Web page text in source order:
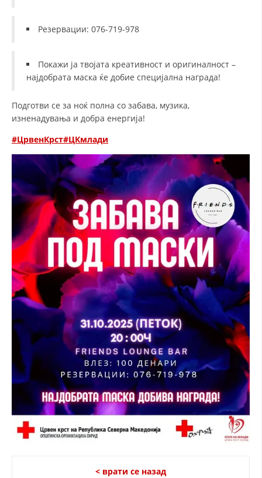
КАКО ДА ДОНИРАТЕ
ТИМОВИ НА ООЦК ОХРИД
ИСТРАЖУВАЊЕ НА ЈАВНО МИСЛЕЊЕ
МЕЃУНАРОДНА СОРАБОТКА
ЗНАЧЕЊЕ НА СЛУЖБАТА ЗА БАРАЊЕ
ФОРМУЛАРИ ЗА БАРАЊА
ЗДРАВСТВЕНО ПРЕВЕНТИВНА ДЕЈНОСТ
ПРВА ПОМОШ
КРВОДАРИТЕЛСТВО
ИНФОРМАЦИИ ЗА БОЛЕСТИ
МЕНАЏМЕНТ НА ВОЛОНТЕРИ
ЗА НАС
Резервации: 076-719-978
Покажи ја твојата креативност и оригиналност –
најдобрата маска ќе добие специјална награда!
Подготви се за ноќ полна со забава, музика,
изненадувања и добра енергија!
#ЦрвенКрст#ЦКмлади
< врати се назад